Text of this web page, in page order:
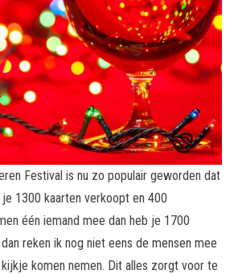
Festival is nu zo populair geworden dat
1300 kaarten verkoopt en 400
één iemand mee dan heb je 1700
reken ik nog niet eens de mensen mee
komen nemen. Dit alles zorgt voor te